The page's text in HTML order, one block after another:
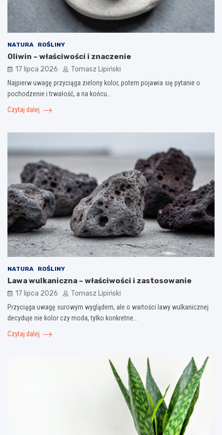
NATURA ROŚLINY
Oliwin – właściwości i znaczenie
17 lipca 2026 Tomasz Lipiński
Najpierw uwagę przyciąga zielony kolor, potem pojawia się pytanie o
pochodzenie i trwałość, a na końcu…
Czytaj dalej
NATURA ROŚLINY
Lawa wulkaniczna – właściwości i zastosowanie
17 lipca 2026 Tomasz Lipiński
Przyciąga uwagę surowym wyglądem, ale o wartości lawy wulkanicznej
decyduje nie kolor czy moda, tylko konkretne…
Czytaj dalej